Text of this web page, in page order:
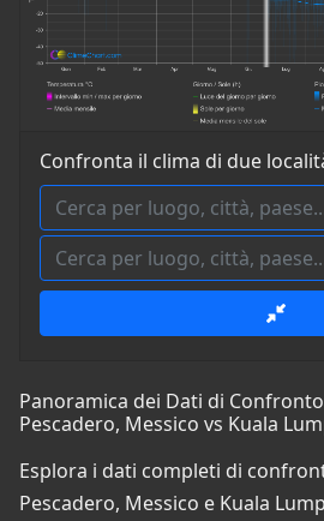
Confronta il clima di due
Panoramica dei Dati di
Pescadero, Messico vs Kuala
Esplora i dati completi di
Pescadero, Messico e Kuala